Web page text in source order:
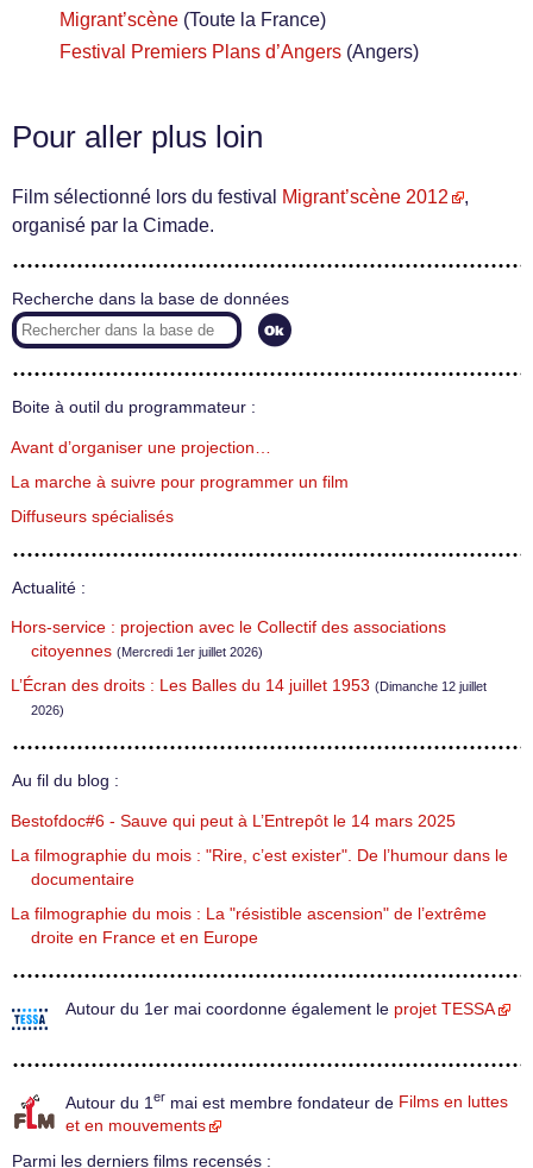
Migrant’scène (Toute la France)
Festival Premiers Plans d’Angers (Angers)
Pour aller plus loin
Film sélectionné lors du festival Migrant’scène 2012
,
organisé par la Cimade.
Recherche dans la base de données
Boite à outil du programmateur :
Avant d’organiser une projection…
La marche à suivre pour programmer un film
Diffuseurs spécialisés
Actualité :
Hors-service : projection avec le Collectif des associations
citoyennes (Mercredi 1er juillet 2026)
L’Écran des droits : Les Balles du 14 juillet 1953 (Dimanche 12 juillet
2026)
Au fil du blog :
Bestofdoc#6 - Sauve qui peut à L’Entrepôt le 14 mars 2025
La filmographie du mois : "Rire, c’est exister". De l’humour dans le
documentaire
La filmographie du mois : La "résistible ascension" de l’extrême
droite en France et en Europe
Autour du 1er mai coordonne également le projet TESSA
Autour du 1 er mai est membre fondateur de Films en luttes
et en mouvements
Parmi les derniers films recensés :